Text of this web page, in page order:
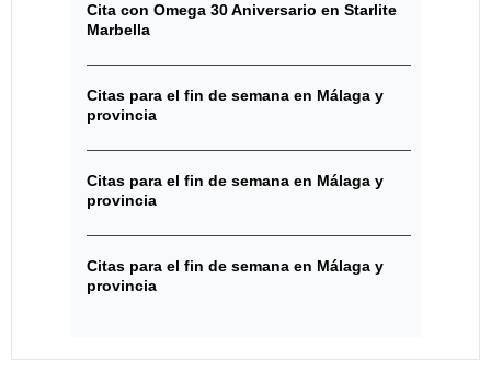
Cita con Omega 30 Aniversario en Starlite
Marbella
Citas para el fin de semana en Málaga y
provincia
Citas para el fin de semana en Málaga y
provincia
Citas para el fin de semana en Málaga y
provincia